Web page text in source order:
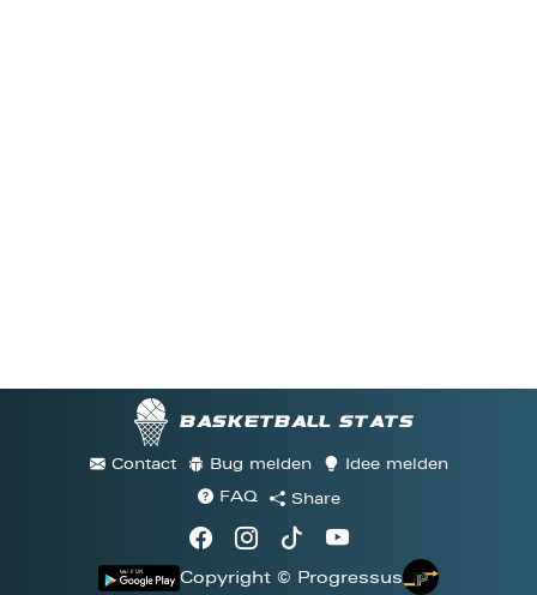
Basketball stats
Contact Bug melden
Idee melden
FAQ
Share
Copyright © Progressus